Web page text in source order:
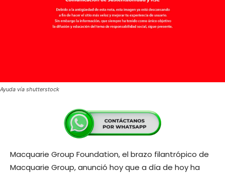
Ayuda vía shutterstock
Macquarie Group Foundation, el brazo filantrópico de
Macquarie Group, anunció hoy que a día de hoy ha